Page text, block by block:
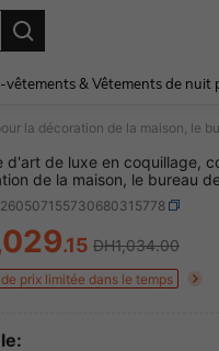
vêtements & Vêtements de nuit
d'art de luxe en coquillage,
de la maison, le bureau
la décoration murale, la
un excellent choix de
AND
.15 DH1,034.00
prix limitée dans le temps